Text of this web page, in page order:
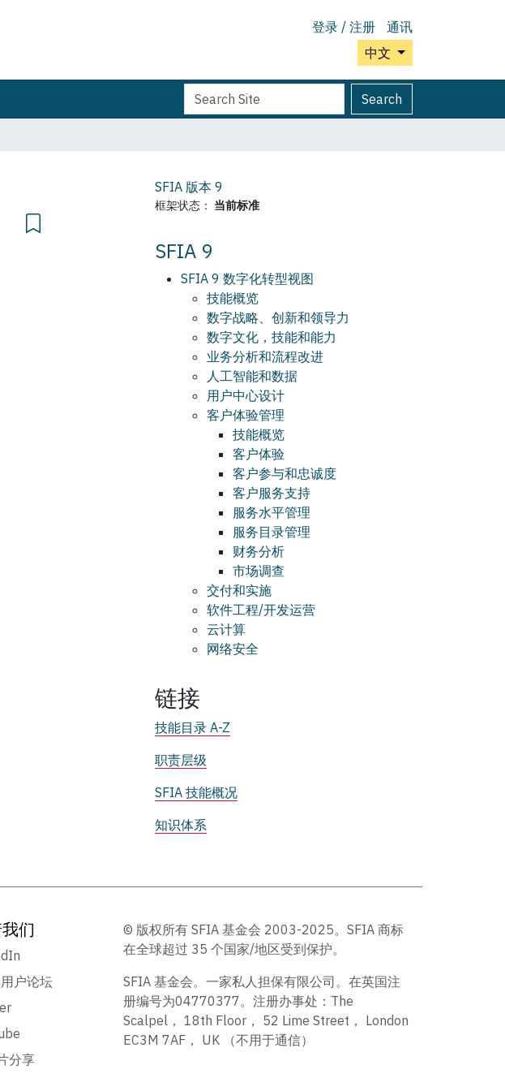
登录 / 注册
通讯
中文
Search
Site
Search
Advanced
Search…
SFIA 版本 9
框架状态： 当前标准
SFIA 9
SFIA 9 数字化转型视图
技能概览
数字战略、创新和领导力
数字文化，技能和能力
业务分析和流程改进
人工智能和数据
用户中心设计
客户体验管理
技能概览
客户体验
客户参与和忠诚度
客户服务支持
服务水平管理
服务目录管理
财务分析
市场调查
交付和实施
软件工程/开发运营
云计算
网络安全
链接
技能目录 A-Z
职责层级
SFIA 技能概况
知识体系
们
户论坛
分享
© 版权所有 SFIA 基金会 2003-2025。SFIA 商标
在全球超过 35 个国家/地区受到保护。
SFIA 基金会。一家私人担保有限公司。在英国注
册编号为04770377。注册办事处：The
Scalpel， 18th Floor， 52 Lime Street， London
EC3M 7AF， UK （不用于通信）